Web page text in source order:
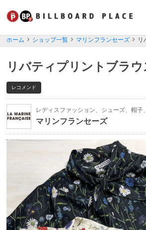
ホーム ショップ一覧 マリンフランセーズ リ
リバティプリントブラウ
レコメンド
レディスファッション、シューズ、帽子
マリンフランセーズ